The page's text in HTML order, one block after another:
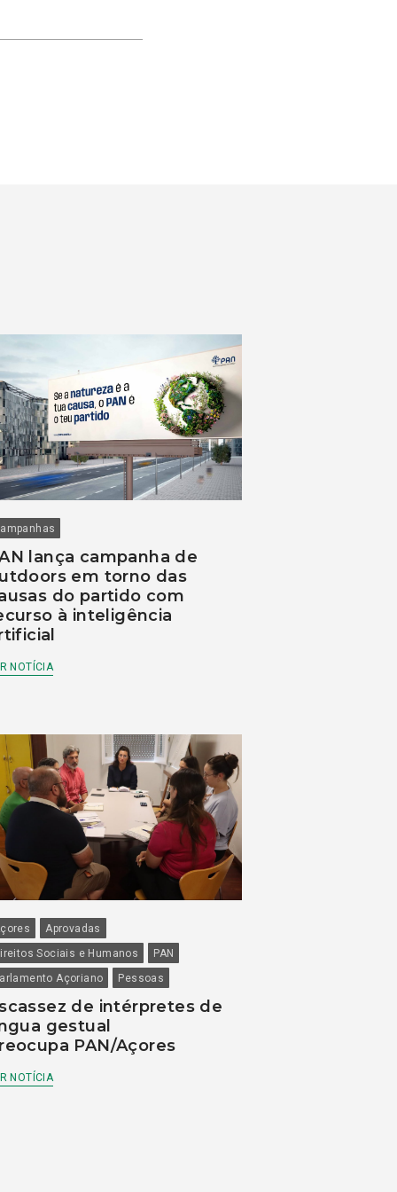
lança campanha de
em torno das
do partido com
à inteligência
NOTÍCIA
Aprovadas
Sociais e Humanos
PAN
Açoriano
Pessoas
de intérpretes de
gestual
PAN/Açores
NOTÍCIA